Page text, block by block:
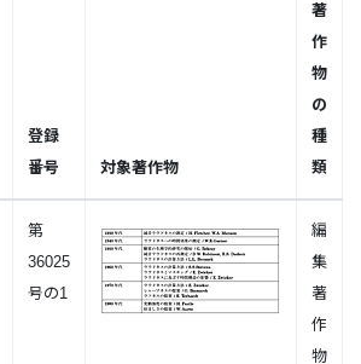
登録
番号
対象著作物
著
作
物
の
種
類
第
36025
号の1
編
集
著
作
物